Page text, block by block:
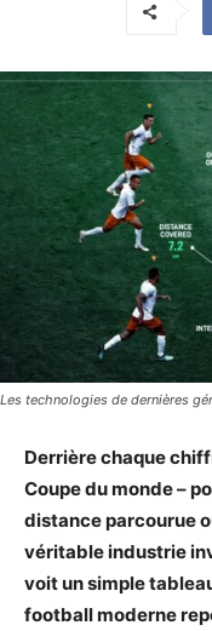
Les technologies de dernières
Derrière chaque
Coupe du monde –
distance parcourue
véritable industrie
voit un simple
football moderne